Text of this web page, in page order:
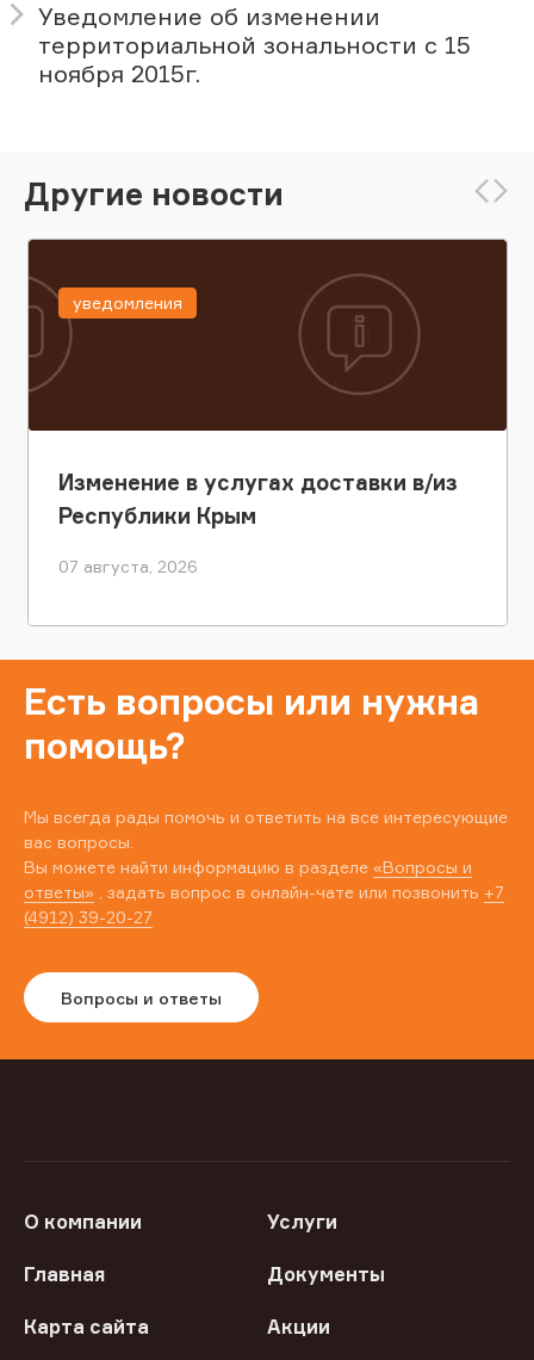
Уведомление об изменении
территориальной зональности с 15
ноября 2015г.
Другие новости
Изменение в услугах доставки в/из
Республики Крым
07 августа, 2026
уведомления
Есть вопросы или нужна
помощь?
Мы всегда рады помочь и ответить на все интересующие
вас вопросы.
Вы можете найти информацию в разделе «Вопросы и
ответы» , задать вопрос в онлайн-чате или позвонить +7
(4912) 39-20-27
Вопросы и ответы
О компании Услуги
Главная Документы
Карта сайта Акции